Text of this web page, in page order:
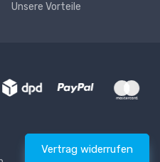
Unsere Vorteile
Vertrag widerrufen